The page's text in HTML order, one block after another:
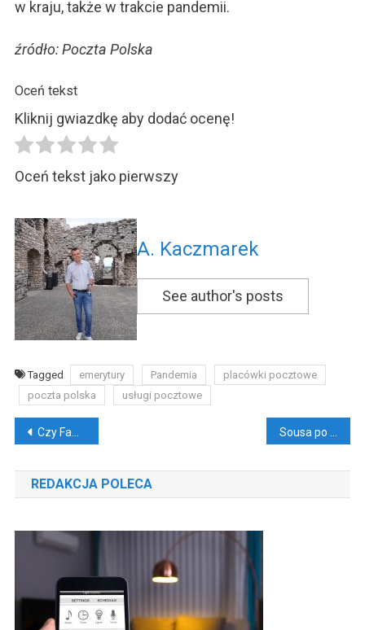
w kraju, także w trakcie pandemii.
źródło: Poczta Polska
Oceń tekst
Kliknij gwiazdkę aby dodać ocenę!
Oceń tekst jako pierwszy
A. Kaczmarek
See author's posts
Tagged emerytury Pandemia
placówki pocztowe
poczta polska
usługi pocztowe
Nawigacja
wpisu
Czy Fame MMA będzie jeszcze większe?
REDAKCJA POLECA